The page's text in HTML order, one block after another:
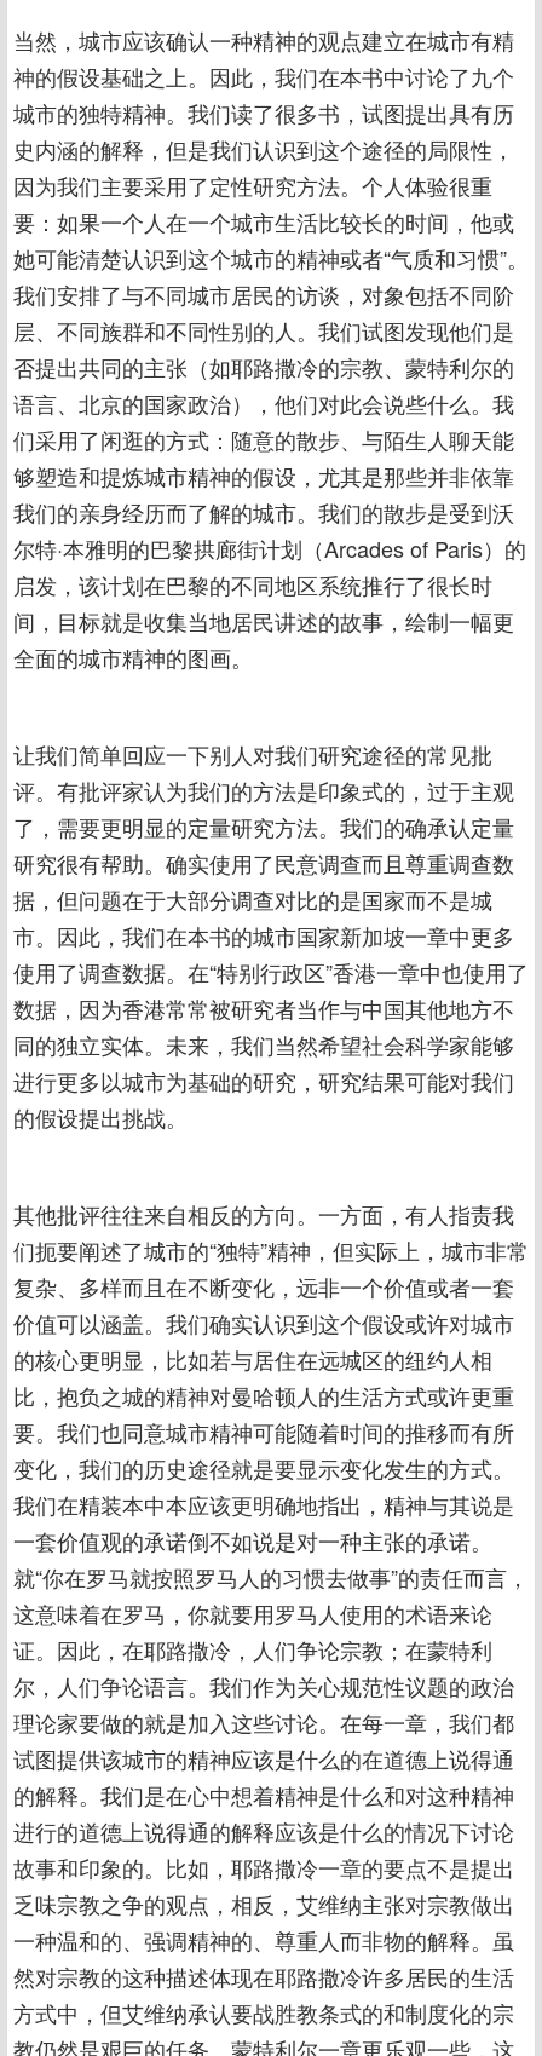
当然，城市应该确认一种精神的观点建立在城市有精
神的假设基础之上。因此，我们在本书中讨论了九个
城市的独特精神。我们读了很多书，试图提出具有历
史内涵的解释，但是我们认识到这个途径的局限性，
因为我们主要采用了定性研究方法。个人体验很重
要：如果一个人在一个城市生活比较长的时间，他或
她可能清楚认识到这个城市的精神或者“气质和习惯”。
我们安排了与不同城市居民的访谈，对象包括不同阶
层、不同族群和不同性别的人。我们试图发现他们是
否提出共同的主张（如耶路撒冷的宗教、蒙特利尔的
语言、北京的国家政治），他们对此会说些什么。我
们采用了闲逛的方式：随意的散步、与陌生人聊天能
够塑造和提炼城市精神的假设，尤其是那些并非依靠
我们的亲身经历而了解的城市。我们的散步是受到沃
尔特·本雅明的巴黎拱廊街计划（Arcades of Paris）的
启发，该计划在巴黎的不同地区系统推行了很长时
间，目标就是收集当地居民讲述的故事，绘制一幅更
全面的城市精神的图画。
让我们简单回应一下别人对我们研究途径的常见批
评。有批评家认为我们的方法是印象式的，过于主观
了，需要更明显的定量研究方法。我们的确承认定量
研究很有帮助。确实使用了民意调查而且尊重调查数
据，但问题在于大部分调查对比的是国家而不是城
市。因此，我们在本书的城市国家新加坡一章中更多
使用了调查数据。在“特别行政区”香港一章中也使用了
数据，因为香港常常被研究者当作与中国其他地方不
同的独立实体。未来，我们当然希望社会科学家能够
进行更多以城市为基础的研究，研究结果可能对我们
的假设提出挑战。
其他批评往往来自相反的方向。一方面，有人指责我
们扼要阐述了城市的“独特”精神，但实际上，城市非常
复杂、多样而且在不断变化，远非一个价值或者一套
价值可以涵盖。我们确实认识到这个假设或许对城市
的核心更明显，比如若与居住在远城区的纽约人相
比，抱负之城的精神对曼哈顿人的生活方式或许更重
要。我们也同意城市精神可能随着时间的推移而有所
变化，我们的历史途径就是要显示变化发生的方式。
我们在精装本中本应该更明确地指出，精神与其说是
一套价值观的承诺倒不如说是对一种主张的承诺。
就“你在罗马就按照罗马人的习惯去做事”的责任而言，
这意味着在罗马，你就要用罗马人使用的术语来论
证。因此，在耶路撒冷，人们争论宗教；在蒙特利
尔，人们争论语言。我们作为关心规范性议题的政治
理论家要做的就是加入这些讨论。在每一章，我们都
试图提供该城市的精神应该是什么的在道德上说得通
的解释。我们是在心中想着精神是什么和对这种精神
进行的道德上说得通的解释应该是什么的情况下讨论
故事和印象的。比如，耶路撒冷一章的要点不是提出
乏味宗教之争的观点，相反，艾维纳主张对宗教做出
一种温和的、强调精神的、尊重人而非物的解释。虽
然对宗教的这种描述体现在耶路撒冷许多居民的生活
方式中，但艾维纳承认要战胜教条式的和制度化的宗
教仍然是艰巨的任务。蒙特利尔一章更乐观一些，这